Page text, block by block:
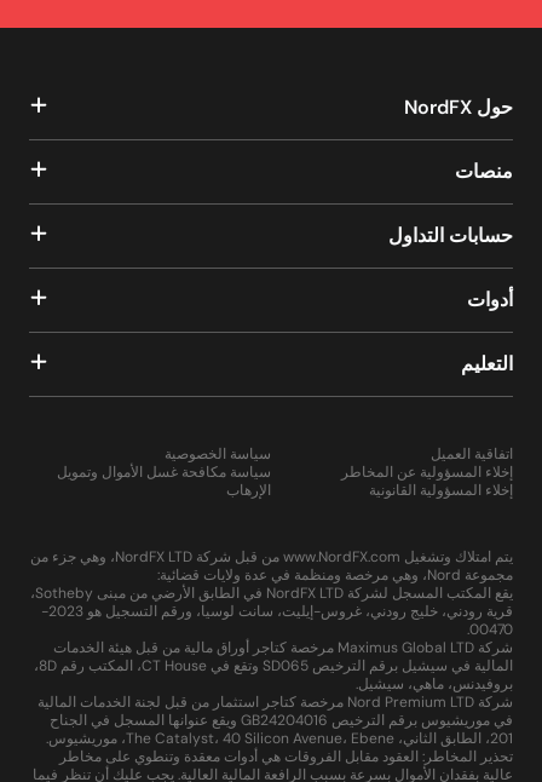
حول NordFX
منصات
حسابات التداول
أدوات
التعليم
اتفاقية العميل
إخلاء المسؤولية عن المخاطر
إخلاء المسؤولية القانونية
سياسة الخصوصية
سياسة مكافحة غسل الأموال وتمويل
الإرهاب
يتم امتلاك وتشغيل www.NordFX.com من قبل شركة NordFX LTD، وهي جزء من
مجموعة Nord، وهي مرخصة ومنظمة في عدة ولايات قضائية:
يقع المكتب المسجل لشركة NordFX LTD في الطابق الأرضي من مبنى Sotheby،
قرية رودني، خليج رودني، غروس-إيليت، سانت لوسيا، ورقم التسجيل هو 2023-
00470.
شركة Maximus Global LTD مرخصة كتاجر أوراق مالية من قبل هيئة الخدمات
المالية في سيشيل برقم الترخيص SD065 وتقع في CT House، المكتب رقم 8D،
بروفيدنس، ماهي، سيشيل.
شركة Nord Premium LTD مرخصة كتاجر استثمار من قبل لجنة الخدمات المالية
في موريشيوس برقم الترخيص GB24204016 ويقع عنوانها المسجل في الجناح
201، الطابق الثاني، The Catalyst، 40 Silicon Avenue، Ebene، موريشيوس.
تحذير المخاطر: العقود مقابل الفروقات هي أدوات معقدة وتنطوي على مخاطر
عالية بفقدان الأموال بسرعة بسبب الرافعة المالية العالية. يجب عليك أن تنظر فيما